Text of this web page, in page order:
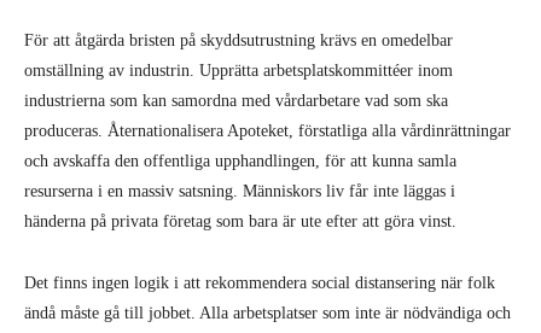
För att åtgärda bristen på skyddsutrustning krävs en omedelbar
omställning av industrin. Upprätta arbetsplatskommittéer inom
industrierna som kan samordna med vårdarbetare vad som ska
produceras. Åternationalisera Apoteket, förstatliga alla vårdinrättningar
och avskaffa den offentliga upphandlingen, för att kunna samla
resurserna i en massiv satsning. Människors liv får inte läggas i
händerna på privata företag som bara är ute efter att göra vinst.
Det finns ingen logik i att rekommendera social distansering när folk
ändå måste gå till jobbet. Alla arbetsplatser som inte är nödvändiga och